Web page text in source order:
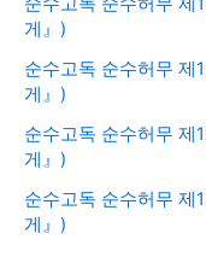
게』)
순수고독 순수허무 제
게』)
순수고독 순수허무 제
게』)
순수고독 순수허무 제
게』)